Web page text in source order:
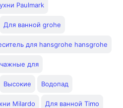
Paulmark
Для ванной grohe
для hansgrohe hansgrohe
для
Высокие Водопад
Milardo Для ванной Timo